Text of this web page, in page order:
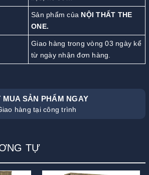
Sản phẩm của NỘI THẤT THE
ONE.
Giao hàng trong vòng 03 ngày kể
từ ngày nhận đơn hàng.
MUA SẢN PHẨM NGAY
hàng tại công trình
TỰ